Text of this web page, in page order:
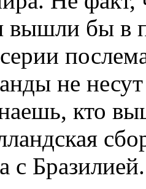
вышли бы в
не
кто
с Бразилией.